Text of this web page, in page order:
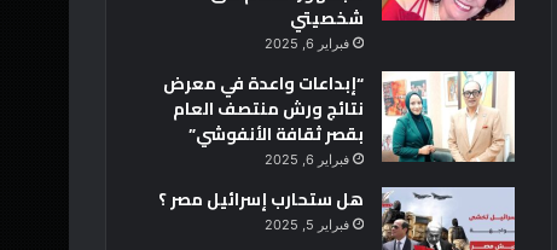
شخصيتي
فبراير 6, 2025
“إبداعات واعدة في معرض
نتائج ورش منتصف العام
بقصر ثقافة الأنفوشي”
فبراير 6, 2025
هل ستحارب إسرائيل مصر ؟
فبراير 5, 2025